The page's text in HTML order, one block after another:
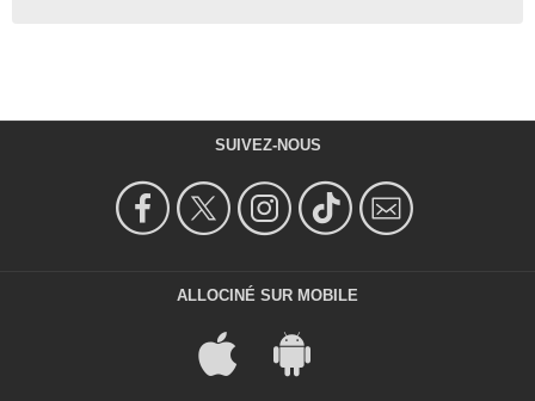
SUIVEZ-NOUS
ALLOCINÉ SUR MOBILE